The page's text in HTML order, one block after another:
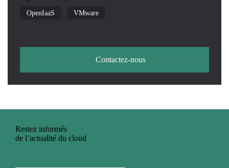
OpenIaaS VMware
Contactez-nous
Restez informés
de l’actualité du cloud